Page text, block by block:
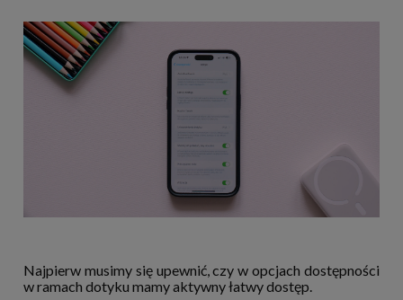
Najpierw musimy się upewnić, czy w opcjach dostępności
w ramach dotyku mamy aktywny łatwy dostęp.